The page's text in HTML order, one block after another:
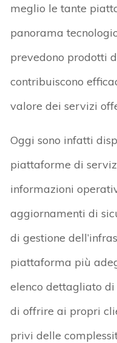
meglio le tante
panorama
prevedono prodotti
contribuiscono
valore dei servizi
Oggi sono infatti
piattaforme di
informazioni
aggiornamenti di
di gestione
piattaforma più
elenco dettagliato di
di offrire ai propri
privi delle